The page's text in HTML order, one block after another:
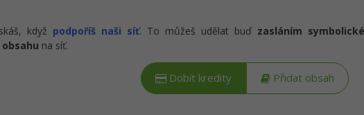
když podpoříš naši síť. To můžeš udělat buď zasláním
na síť.
Dobít kredity Přidat obsah